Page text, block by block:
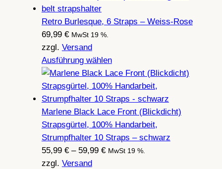
Retro Burlesque, 6 Straps – Weiss-Rose
69,99 € MwSt 19 %.
zzgl. Versand
Ausführung wählen
Marlene Black Lace Front (Blickdicht)
Strapsgürtel, 100% Handarbeit,
Strumpfhalter 10 Straps – schwarz
55,99 € – 59,99 €Preisspanne:
MwSt 19 %.
zzgl. Versand